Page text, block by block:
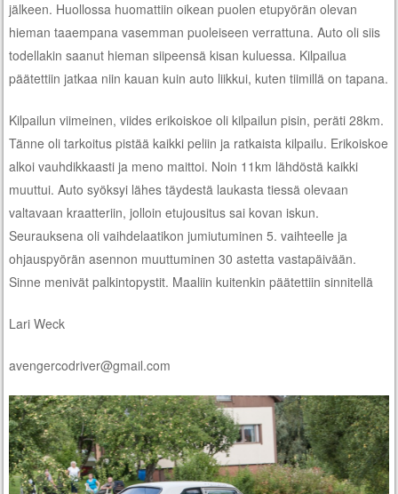
jälkeen. Huollossa huomattiin oikean puolen etupyörän olevan
hieman taaempana vasemman puoleiseen verrattuna. Auto oli siis
todellakin saanut hieman siipeensä kisan kuluessa. Kilpailua
päätettiin jatkaa niin kauan kuin auto liikkui, kuten tiimillä on tapana.
Kilpailun viimeinen, viides erikoiskoe oli kilpailun pisin, peräti 28km.
Tänne oli tarkoitus pistää kaikki peliin ja ratkaista kilpailu. Erikoiskoe
alkoi vauhdikkaasti ja meno maittoi. Noin 11km lähdöstä kaikki
muuttui. Auto syöksyi lähes täydestä laukasta tiessä olevaan
valtavaan kraatteriin, jolloin etujousitus sai kovan iskun.
Seurauksena oli vaihdelaatikon jumiutuminen 5. vaihteelle ja
ohjauspyörän asennon muuttuminen 30 astetta vastapäivään.
Sinne menivät palkintopystit. Maaliin kuitenkin päätettiin sinnitellä
Lari Weck
avengercodriver@gmail.com